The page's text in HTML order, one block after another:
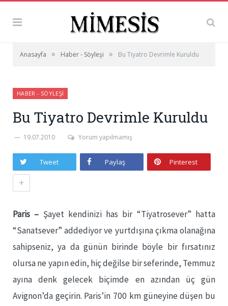
Anasayfa » Haber - Söyleşi » Bu Tiyatro Devrimle Kuruldu
HABER - SÖYLEŞI
Bu Tiyatro Devrimle Kuruldu
19.07.2010 Yorum yapılmamış
Tweet Paylaş Pinterest
+
Paris – Şayet kendinizi has bir “Tiyatrosever” hatta
“Sanatsever” addediyor ve yurtdışına çıkma olanağına
sahipseniz, ya da günün birinde böyle bir fırsatınız
olursa ne yapın edin, hiç değilse bir seferinde, Temmuz
ayına denk gelecek biçimde en azından üç gün
Avignon’da geçirin. Paris’in 700 km güneyine düşen bu